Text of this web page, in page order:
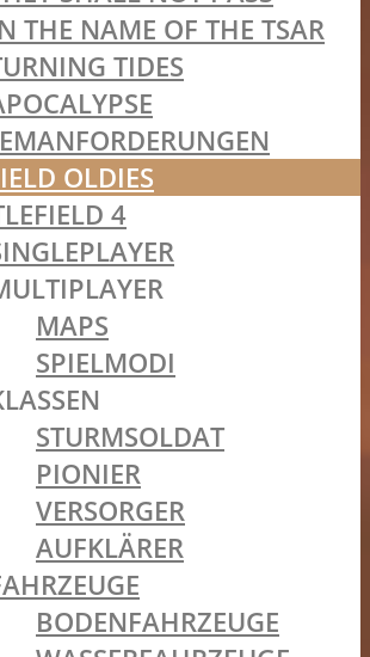
THE NAME OF THE TSAR
TIDES
OLDIES
4
MAPS
SPIELMODI
STURMSOLDAT
PIONIER
VERSORGER
AUFKLÄRER
BODENFAHRZEUGE